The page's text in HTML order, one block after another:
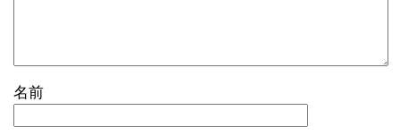
名前